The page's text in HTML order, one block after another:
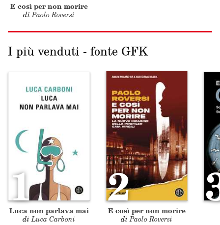
E così per non morire
diPaolo Roversi
I più venduti - fonte GFK
1
Luca non parlava mai
diLuca Carboni
2
E così per non morire
diPaolo Roversi